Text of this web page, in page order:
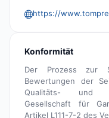
https://
Konformität
Der Prozess zur
Bewertungen der
Qualitäts- und
Gesellschaft für
Artikel L111-7-2 des